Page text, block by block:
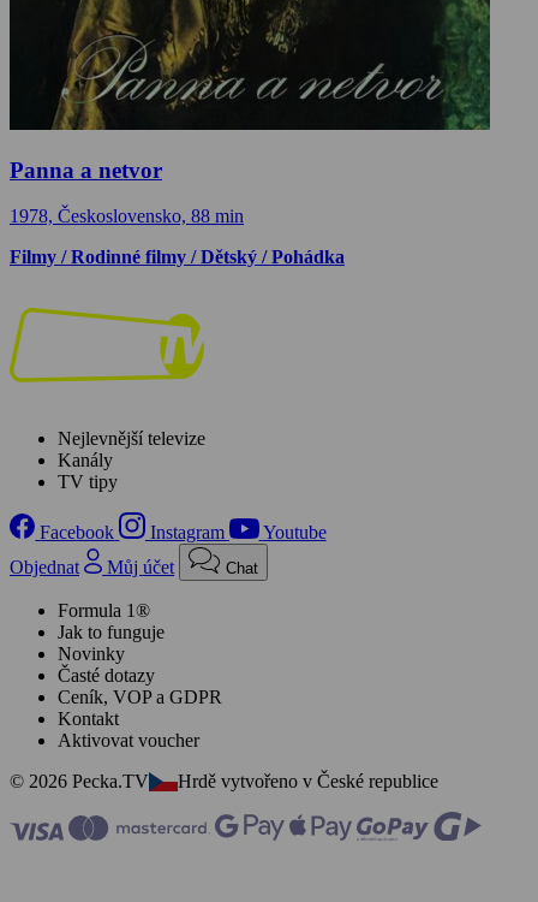
Panna a netvor
1978, Československo, 88 min
Filmy / Rodinné filmy / Dětský / Pohádka
Nejlevnější televize
Kanály
TV tipy
Facebook Instagram
Youtube
Objednat
Můj účet Chat
Formula 1®
Jak to funguje
Novinky
Časté dotazy
Ceník, VOP a GDPR
Kontakt
Aktivovat voucher
© 2026 Pecka.TV
Hrdě vytvořeno v České republice